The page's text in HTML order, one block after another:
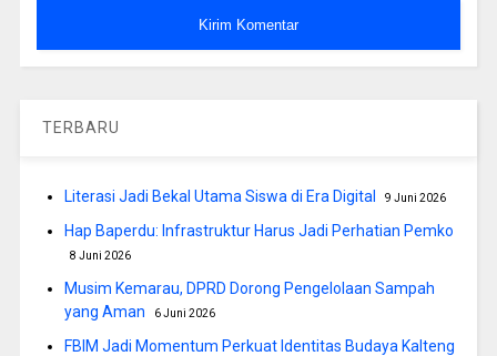
TERBARU
Literasi Jadi Bekal Utama Siswa di Era Digital 9 Juni 2026
Hap Baperdu: Infrastruktur Harus Jadi Perhatian Pemko
8 Juni 2026
Musim Kemarau, DPRD Dorong Pengelolaan Sampah
yang Aman
6 Juni 2026
FBIM Jadi Momentum Perkuat Identitas Budaya Kalteng